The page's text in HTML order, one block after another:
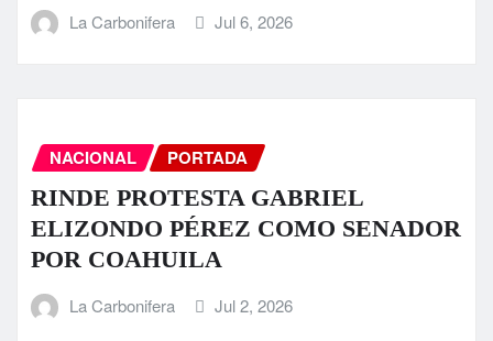
La Carbonifera Jul 6, 2026
NACIONAL PORTADA
RINDE PROTESTA GABRIEL
ELIZONDO PÉREZ COMO SENADOR
POR COAHUILA
La Carbonifera Jul 2, 2026